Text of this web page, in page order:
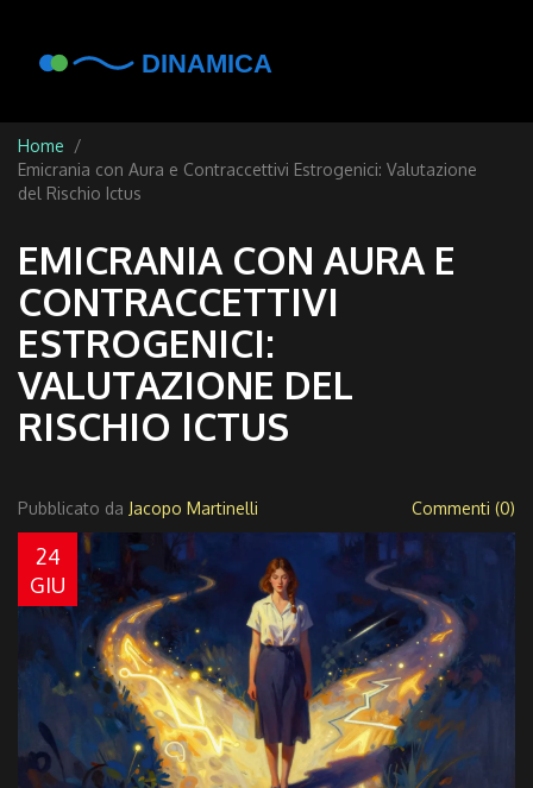
Home
Emicrania con Aura e Contraccettivi Estrogenici: Valutazione
del Rischio Ictus
EMICRANIA CON AURA E
CONTRACCETTIVI
ESTROGENICI:
VALUTAZIONE DEL
RISCHIO ICTUS
Pubblicato da Jacopo Martinelli Commenti (0)
24
GIU